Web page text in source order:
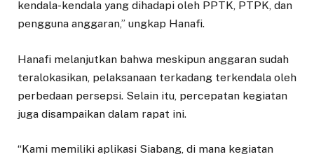
kendala-kendala yang dihadapi oleh PPTK, PTPK, dan
pengguna anggaran,” ungkap Hanafi.
Hanafi melanjutkan bahwa meskipun anggaran sudah
teralokasikan, pelaksanaan terkadang terkendala oleh
perbedaan persepsi. Selain itu, percepatan kegiatan
juga disampaikan dalam rapat ini.
“Kami memiliki aplikasi Siabang, di mana kegiatan